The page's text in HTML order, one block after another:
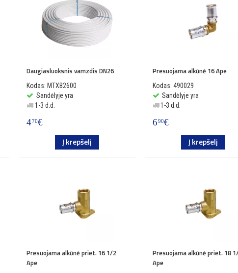
Daugiasluoksnis vamzdis DN26
Kodas: MTXB2600
Sandėlyje yra
1-3 d.d.
470€
Į krepšelį
Presuojama alkūnė 16 Ape
Kodas: 490029
Sandėlyje yra
1-3 d.d.
690€
Į krepšelį
Presuojama alkūnė priet. 16 1/2
Ape
Presuojama alkūnė priet. 18
Ape